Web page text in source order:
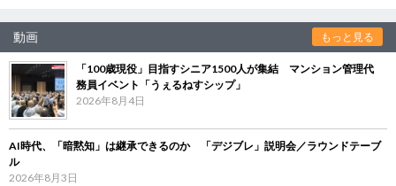
動画 もっと見る
「100歳現役」目指すシニア1500人が集結 マンション管理代
務員イベント「うぇるねすシップ」
2026年8月4日
AI時代、「暗黙知」は継承できるのか 「デジブレ」説明会／ラウンドテーブ
ル
2026年8月3日